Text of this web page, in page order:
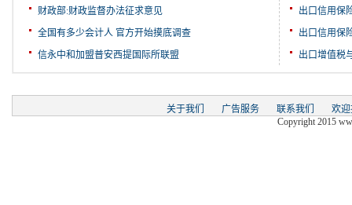
财政部:财政监督办法征求意见
全国有多少会计人 官方开始摸底调查
信永中和加盟普安西提国际所联盟
出口信用保
出口信用保
出口增值税
关于我们 广告服务 联系我们
欢
Copyright 2015